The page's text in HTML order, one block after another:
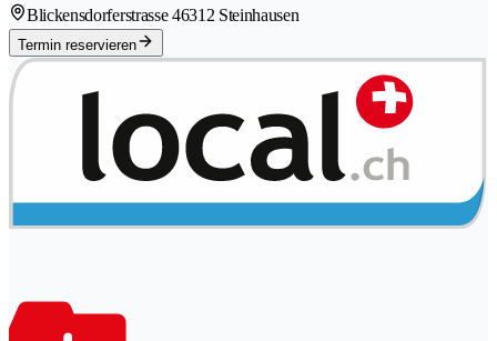
Blickensdorferstrasse 46312 Steinhausen
Termin reservieren